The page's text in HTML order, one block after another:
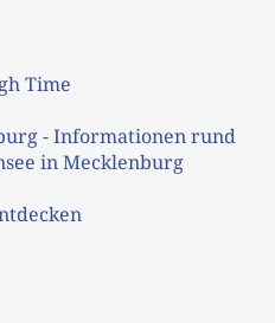
Time
- Informationen rund
in Mecklenburg